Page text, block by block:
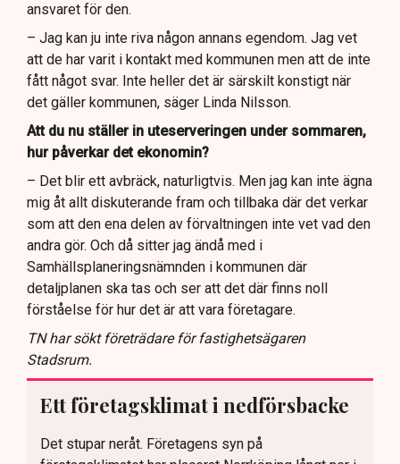
ansvaret för den.
– Jag kan ju inte riva någon annans egendom. Jag vet
att de har varit i kontakt med kommunen men att de inte
fått något svar. Inte heller det är särskilt konstigt när
det gäller kommunen, säger Linda Nilsson.
Att du nu ställer in uteserveringen under sommaren,
hur påverkar det ekonomin?
– Det blir ett avbräck, naturligtvis. Men jag kan inte ägna
mig åt allt diskuterande fram och tillbaka där det verkar
som att den ena delen av förvaltningen inte vet vad den
andra gör. Och då sitter jag ändå med i
Samhällsplaneringsnämnden i kommunen där
detaljplanen ska tas och ser att det där finns noll
förståelse för hur det är att vara företagare.
TN har sökt företrädare för fastighetsägaren
Stadsrum.
Ett företagsklimat i nedförsbacke
Det stupar neråt. Företagens syn på